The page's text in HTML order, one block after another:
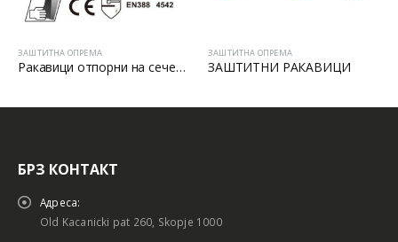
ЗАШТИТНА ОПРЕМА
Ракавици отпорни на сечење
ЗАШТИТНА ОПРЕМА
ЗАШТИТНИ РАКАВИЦИ
БРЗ КОНТАКТ
Адреса:
Old Kacanicki pat 260, Skopje 1000